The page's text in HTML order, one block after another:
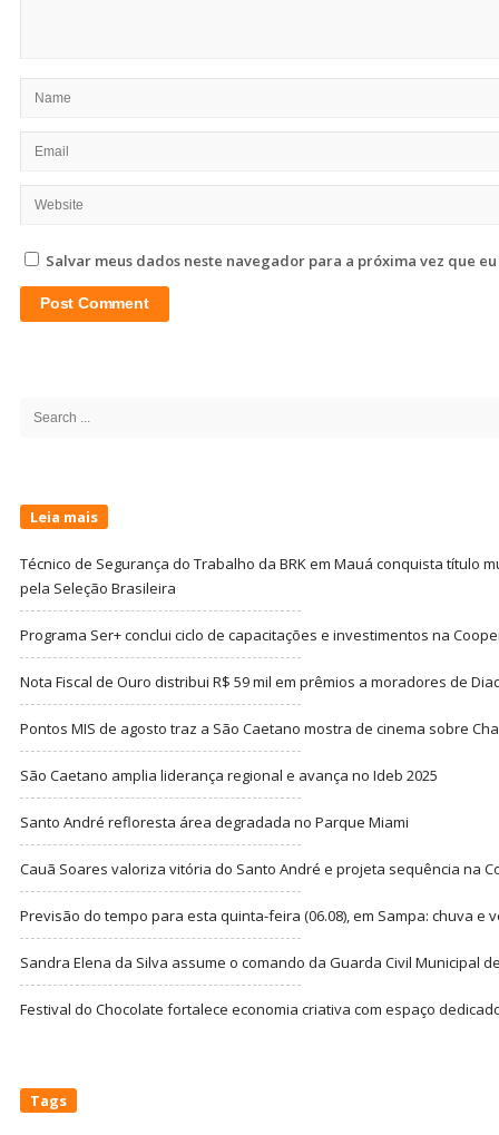
Salvar meus dados neste navegador para a próxima vez que
Search
Leia mais
Técnico de Segurança do Trabalho da BRK em Mauá conquista título
pela Seleção Brasileira
Programa Ser+ conclui ciclo de capacitações e investimentos na
Nota Fiscal de Ouro distribui R$ 59 mil em prêmios a moradores de
Pontos MIS de agosto traz a São Caetano mostra de cinema sobre
São Caetano amplia liderança regional e avança no Ideb 2025
Santo André refloresta área degradada no Parque Miami
Cauã Soares valoriza vitória do Santo André e projeta sequência na
Previsão do tempo para esta quinta-feira (06.08), em Sampa: chuva e
Sandra Elena da Silva assume o comando da Guarda Civil Municipal
Festival do Chocolate fortalece economia criativa com espaço
Tags